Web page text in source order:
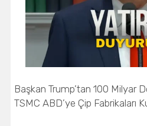
Başkan Trump’tan 100 Milyar
TSMC ABD’ye Çip Fabrikaları